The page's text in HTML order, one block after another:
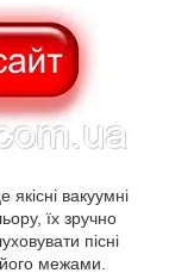
вакуумні
їх зручно
пісні
межами.